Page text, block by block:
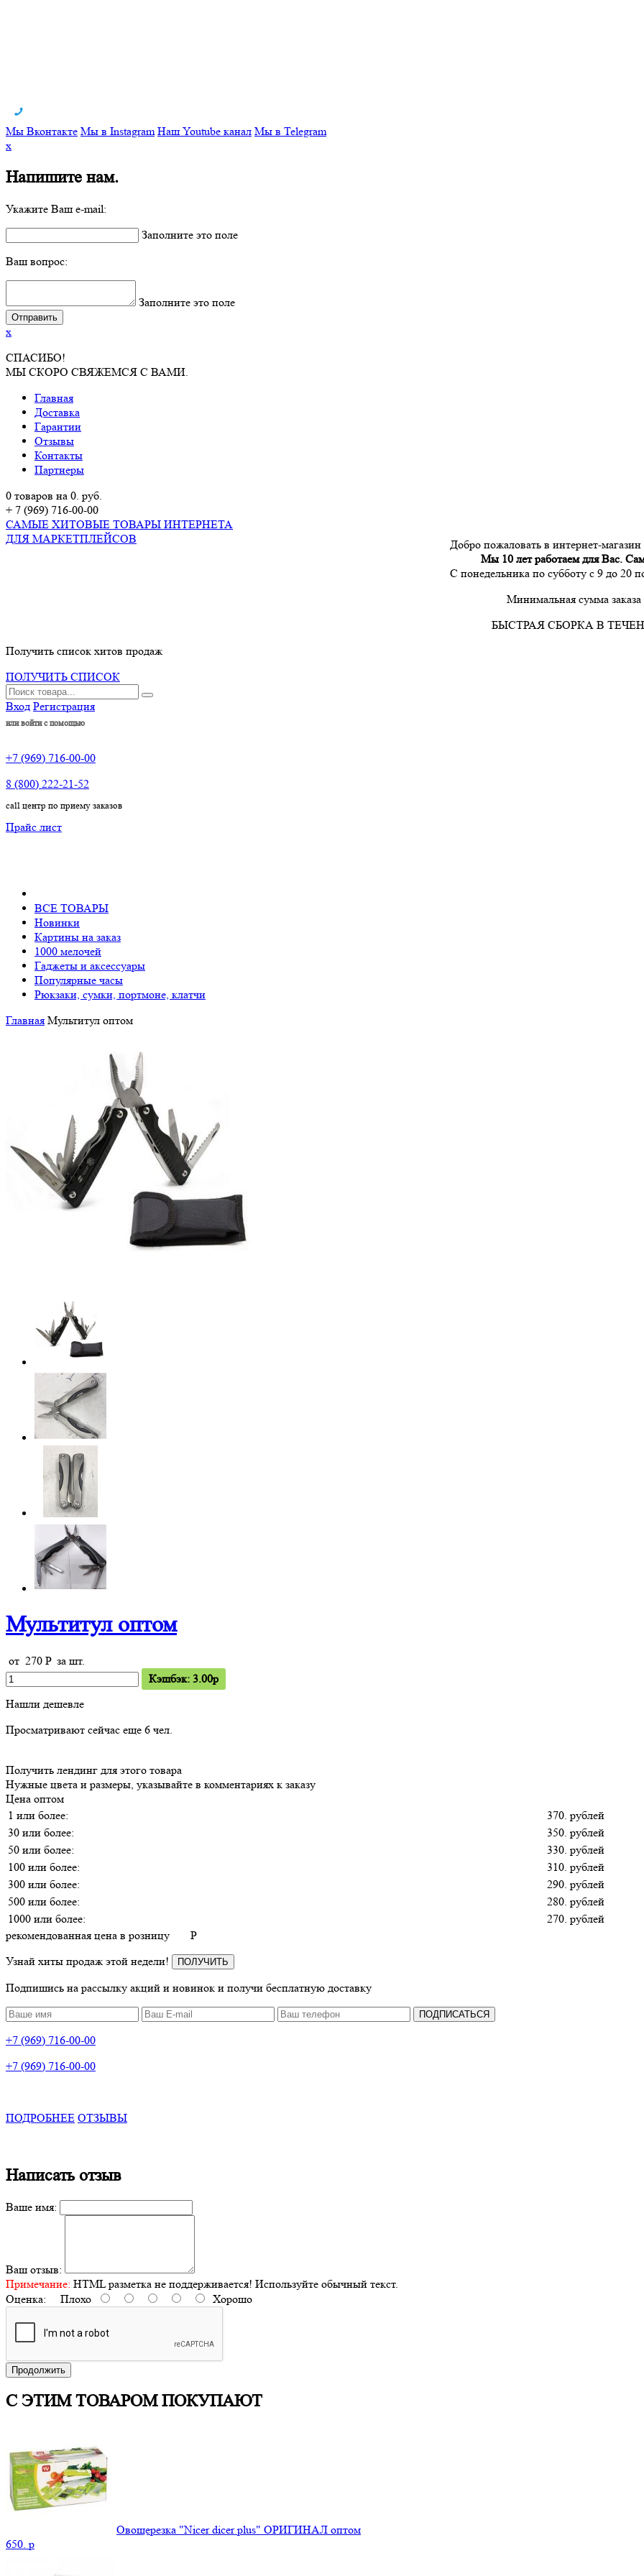
Мы Вконтакте Мы в Instagram Наш Youtube канал Мы в Telegram
x
Напишите нам.
Укажите Ваш e-mail:
Заполните это поле
Ваш вопрос:
Заполните это поле
x
СПАСИБО!
МЫ СКОРО СВЯЖЕМСЯ С ВАМИ.
Главная
Доставка
Гарантии
Отзывы
Контакты
Партнеры
0 товаров на 0. руб.
+ 7 (969) 716-00-00
САМЫЕ ХИТОВЫЕ ТОВАРЫ ИНТЕРНЕТА
ДЛЯ МАРКЕТПЛЕЙСОВ
Добро пожаловать в интернет-
Мы 10 лет работаем для Вас.
С понедельника по субботу с 9 до 20
Минимальная сумма заказа
БЫСТРАЯ СБОРКА В
Получить список хитов продаж
ПОЛУЧИТЬ СПИСОК
Вход Регистрация
или войти с помощью
+7 (969) 716-00-00
8 (800) 222-21-52
call центр по приему заказов
Прайс лист
ВСЕ ТОВАРЫ
Новинки
Картины на заказ
1000 мелочей
Гаджеты и аксессуары
Популярные часы
Рюкзаки, сумки, портмоне, клатчи
Главная Мультитул оптом
Мультитул оптом
от 270 Pза шт.
Кэшбэк: 3.00p
Нашли дешевле
Просматривают сейчас еще 6 чел.
Получить лендинг для этого товара
Нужные цвета и размеры, указывайте в комментариях к заказу
Цена оптом
1 или более:
370. рублей
30 или более:
350. рублей
50 или более:
330. рублей
100 или более:
310. рублей
300 или более:
290. рублей
500 или более:
280. рублей
1000 или более:
270. рублей
рекомендованная цена в розницу
P
Узнай хиты продаж этой недели!
ПОЛУЧИТЬ
Подпишись на рассылку акций и новинок и получи бесплатную доставку
ПОДПИСАТЬСЯ
+7 (969) 716-00-00
+7 (969) 716-00-00
ПОДРОБНЕЕ ОТЗЫВЫ
Написать отзыв
Ваше имя:
Ваш отзыв:
Примечание: HTML разметка не поддерживается! Используйте обычный текст.
Оценка: Плохо Хорошо
Продолжить
С ЭТИМ ТОВАРОМ ПОКУПАЮТ
Овощерезка "Nicer dicer plus" ОРИГИНАЛ оптом
650. p